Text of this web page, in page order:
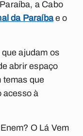
a Cabo
da Paraíbae o
ajudam os
abrir espaço
temas que
acesso à
O Lá Vem